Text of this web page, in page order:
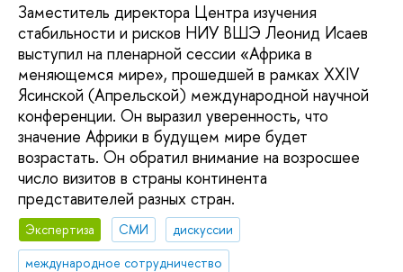
Заместитель директора Центра изучения
стабильности и рисков НИУ ВШЭ Леонид Исаев
выступил на пленарной сессии «Африка в
меняющемся мире», прошедшей в рамках XXIV
Ясинской (Апрельской) международной научной
конференции. Он выразил уверенность, что
значение Африки в будущем мире будет
возрастать. Он обратил внимание на возросшее
число визитов в страны континента
представителей разных стран.
Экспертиза СМИ
дискуссии
международное сотрудничество